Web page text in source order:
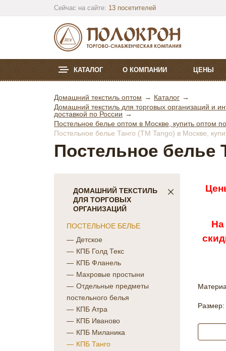
Сейчас на сайте: 13 посетителей
КАТАЛОГ О КОМПАНИИ ЦЕНЫ
Домашний текстиль оптом
Каталог
Домашний текстиль для торговых организаций и
доставкой по России
Постельное белье оптом в Москве, купить оптом
Постельное белье Танго (ТМ Tango) в Москве,
Постельное белье
ДОМАШНИЙ ТЕКСТИЛЬ
ДЛЯ ТОРГОВЫХ
ОРГАНИЗАЦИЙ
ПОСТЕЛЬНОЕ БЕЛЬЕ
Детское
КПБ Голд Текс
КПБ Фланель
Махровые простыни
Отдельные предметы
постельного белья
КПБ Атра
КПБ Иваново
КПБ Миланика
КПБ Танго
На
Размер: